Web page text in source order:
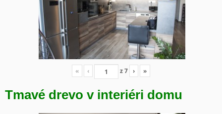
« ‹ z7 › »
Tmavé drevo v interiéri domu